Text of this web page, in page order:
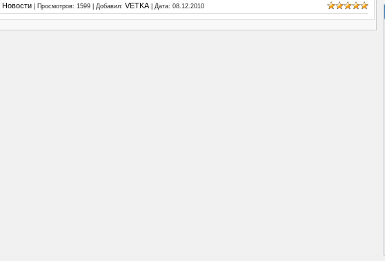
Новости | Просмотров: 1599 | Добавил: VETKA| Дата: 08.12.2010